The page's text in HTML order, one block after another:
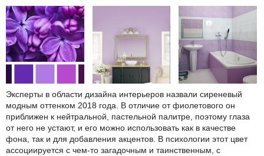
Эксперты в области дизайна интерьеров назвали сиреневый
модным оттенком 2018 года. В отличие от фиолетового он
приближен к нейтральной, пастельной палитре, поэтому глаза
от него не устают, и его можно использовать как в качестве
фона, так и для добавления акцентов. В психологии этот цвет
ассоциируется с чем-то загадочным и таинственным, с